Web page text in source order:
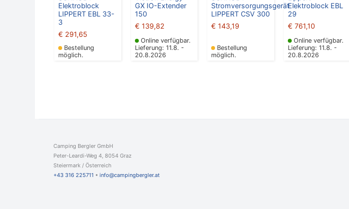
Elektroblock
LIPPERT EBL 33-
3
€ 291,65
Bestellung
möglich.
GX IO-Extender
150
€ 139,82
Online verfügbar.
Lieferung: 11.8. -
20.8.2026
Stromversorgungsgerät
LIPPERT CSV 300
€ 143,19
Bestellung
möglich.
Elektroblock EBL
29
€ 761,10
Online verfügbar.
Lieferung: 11.8. -
20.8.2026
Camping Bergler GmbH
Peter-Leardi-Weg 4, 8054 Graz
Steiermark / Österreich​
+43 316 225711 ​ • info@campingbergler.at​